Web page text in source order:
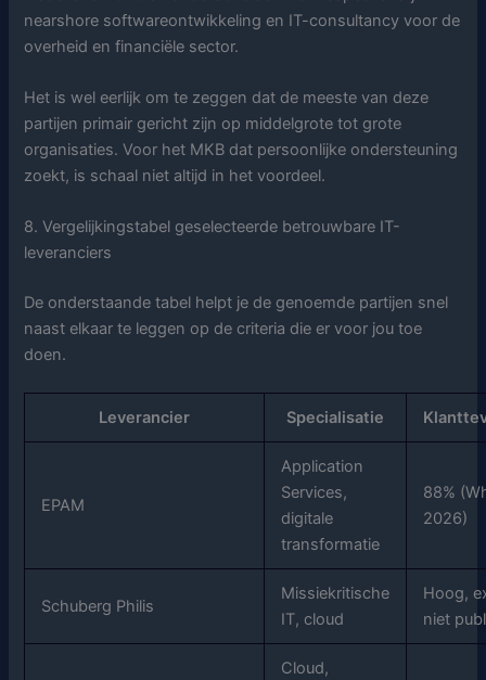
nearshore softwareontwikkeling en IT-consultancy voor de
overheid en financiële sector.
Het is wel eerlijk om te zeggen dat de meeste van deze
partijen primair gericht zijn op middelgrote tot grote
organisaties. Voor het MKB dat persoonlijke ondersteuning
zoekt, is schaal niet altijd in het voordeel.
8. Vergelijkingstabel geselecteerde betrouwbare IT-
leveranciers
De onderstaande tabel helpt je de genoemde partijen snel
naast elkaar te leggen op de criteria die er voor jou toe
doen.
Leverancier Specialisatie
EPAM
Application
Services,
digitale
transformatie
88%
2026)
Schuberg Philis
Missiekritische
IT, cloud
Hoog,
niet
Cloud,